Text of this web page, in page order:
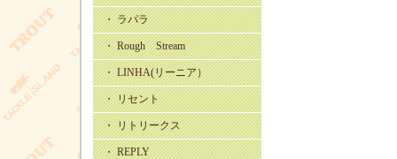
・ ラパラ
・ Rough Stream
・ LINHA(リーニア）
・ リセント
・ リトリークス
・ REPLY